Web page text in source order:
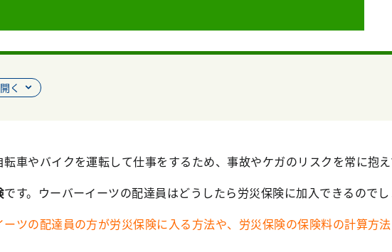
く
車やバイクを運転して仕事をするため、事故やケガのリスクを常に抱え
です。ウーバーイーツの配達員はどうしたら労災保険に加入できるのでし
ーツの配達員の方が労災保険に入る方法や、労災保険の保険料の計算方